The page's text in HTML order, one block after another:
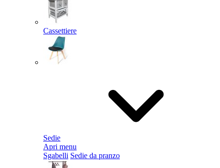
Cassettiere
Sedie
Apri menu
Sgabelli Sedie da pranzo